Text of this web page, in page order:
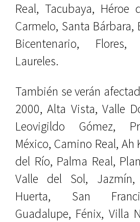
Real, Tacubaya, Héroe
Carmelo, Santa Bárbara,
Bicentenario,
Laureles.
También se verán
2000, Alta Vista, Valle
Leovigildo Gómez,
México, Camino Real, Ah
del Río, Palma Real,
Valle del Sol,
Huerta, San
Guadalupe, Fénix, Villa